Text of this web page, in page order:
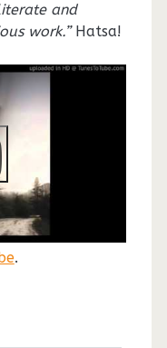
and
work.”Hatsa!
.